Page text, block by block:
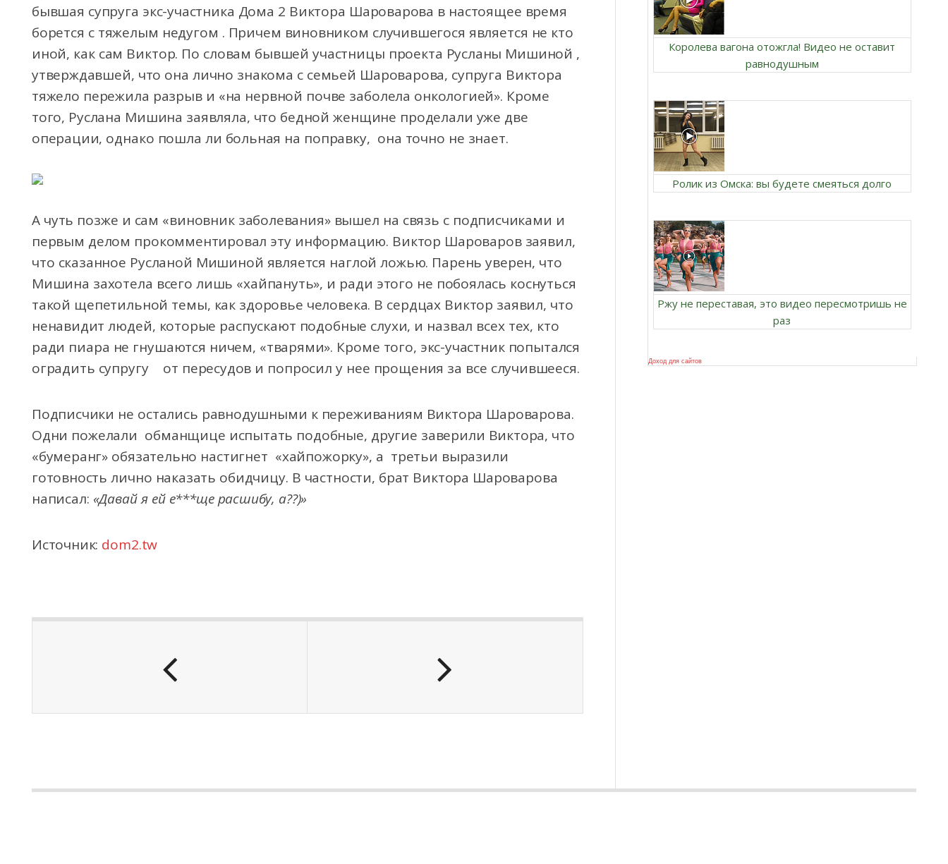
бывшая супруга экс-участника Дома 2 Виктора Шароварова в настоящее время
борется с тяжелым недугом . Причем виновником случившегося является не кто
иной, как сам Виктор. По словам бывшей участницы проекта Русланы Мишиной ,
утверждавшей, что она лично знакома с семьей Шароварова, супруга Виктора
тяжело пережила разрыв и «на нервной почве заболела онкологией». Кроме
того, Руслана Мишина заявляла, что бедной женщине проделали уже две
операции, однако пошла ли больная на поправку, она точно не знает.
А чуть позже и сам «виновник заболевания» вышел на связь с подписчиками и
первым делом прокомментировал эту информацию. Виктор Шароваров заявил,
что сказанное Русланой Мишиной является наглой ложью. Парень уверен, что
Мишина захотела всего лишь «хайпануть», и ради этого не побоялась коснуться
такой щепетильной темы, как здоровье человека. В сердцах Виктор заявил, что
ненавидит людей, которые распускают подобные слухи, и назвал всех тех, кто
ради пиара не гнушаются ничем, «тварями». Кроме того, экс-участник попытался
оградить супругу от пересудов и попросил у нее прощения за все случившееся.
Подписчики не остались равнодушными к переживаниям Виктора Шароварова.
Одни пожелали обманщице испытать подобные, другие заверили Виктора, что
«бумеранг» обязательно настигнет «хайпожорку», а третьи выразили
готовность лично наказать обидчицу. В частности, брат Виктора Шароварова
написал: «Давай я ей е***ще расшибу, а??)»
Источник: dom2.tw
Королева вагона отожгла! Видео не оставит
равнодушным
Ролик из Омска: вы будете смеяться долго
Ржу не переставая, это видео пересмотришь не
раз
Доход для сайтов